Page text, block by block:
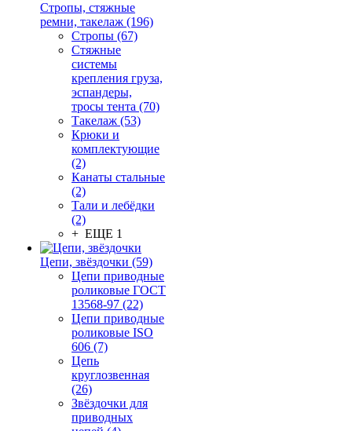
Стропы, стяжные
ремни, такелаж (196)
Стропы (67)
Стяжные
системы
крепления груза,
эспандеры,
тросы тента (70)
Такелаж (53)
Крюки и
комплектующие
(2)
Канаты стальные
(2)
Тали и лебёдки
(2)
+ ЕЩЕ 1
Цепи, звёздочки (59)
Цепи приводные
роликовые ГОСТ
13568-97 (22)
Цепи приводные
роликовые ISO
606 (7)
Цепь
круглозвенная
(26)
Звёздочки для
приводных